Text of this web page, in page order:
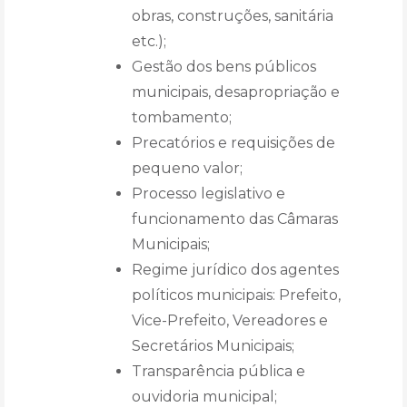
obras, construções, sanitária
etc.);
Gestão dos bens públicos
municipais, desapropriação e
tombamento;
Precatórios e requisições de
pequeno valor;
Processo legislativo e
funcionamento das Câmaras
Municipais;
Regime jurídico dos agentes
políticos municipais: Prefeito,
Vice-Prefeito, Vereadores e
Secretários Municipais;
Transparência pública e
ouvidoria municipal;